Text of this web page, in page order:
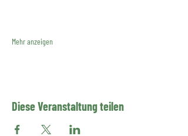
Mehr anzeigen
Diese Veranstaltung teilen